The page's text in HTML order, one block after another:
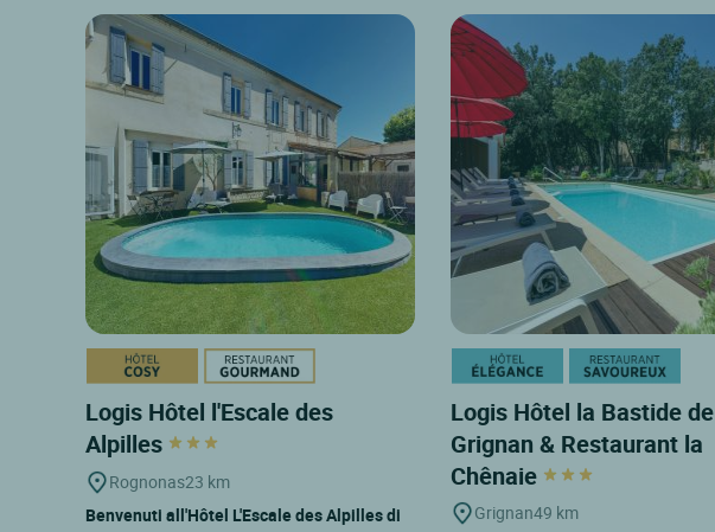
Logis Hôtel l'Escale des
Alpilles
Rognonas23 km
Benvenuti all'Hôtel L'Escale des Alpilles di
Logis Hôtel la Bastide de
Grignan & Restaurant la
Chênaie
Grignan49 km